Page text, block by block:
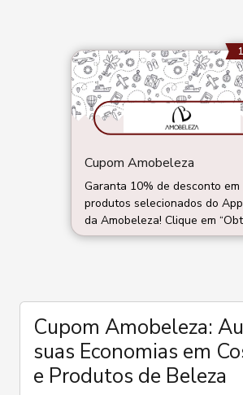
Cupom Amobeleza
Garanta 10% de desconto em
produtos selecionados do
da Amobeleza! Clique em
Código”, copie o cupom e
exclusiva. ⚠️ Oferta válida por tempo
limitado, sujeita a alterações
aviso prévio e enquanto
estoques.
Cupom Amobeleza:
suas Economias em
e Produtos de Beleza